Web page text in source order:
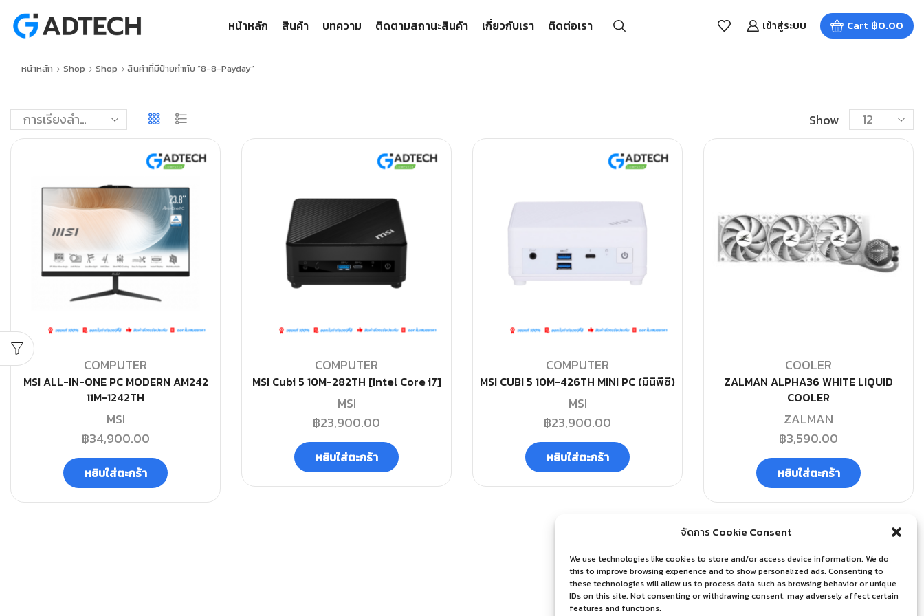
จัดการ Cookie Consent
We use technologies like cookies to store and/or access device information. We do
this to improve browsing experience and to show personalized ads. Consenting to
these technologies will allow us to process data such as browsing behavior or unique
IDs on this site. Not consenting or withdrawing consent, may adversely affect certain
features and functions.
หน้าหลัก สินค้า บทความ ติดตามสถานะสินค้า เกี่ยวกับเรา ติดต่อเรา เข้าสู่ระบบ Cart ฿0.00
หน้าหลัก Shop Shop สินค้าที่มีป้ายกำกับ “8-8-Payday”
Show
COMPUTER
MSI ALL-IN-ONE PC MODERN AM242
11M-1242TH
MSI
฿34,900.00
หยิบใส่ตะกร้า
COMPUTER
MSI Cubi 5 10M-282TH [Intel Core i7]
MSI
฿23,900.00
หยิบใส่ตะกร้า
COMPUTER
MSI CUBI 5 10M-426TH MINI PC (มินิพีซี)
MSI
฿23,900.00
หยิบใส่ตะกร้า
COOLER
ZALMAN ALPHA36 WHITE LIQUID
COOLER
ZALMAN
฿3,590.00
หยิบใส่ตะกร้า